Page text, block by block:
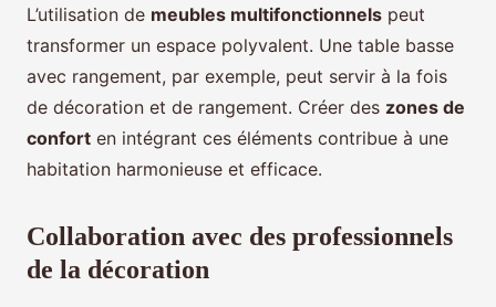
L’utilisation de meubles multifonctionnels peut
transformer un espace polyvalent. Une table basse
avec rangement, par exemple, peut servir à la fois
de décoration et de rangement. Créer des zones de
confort en intégrant ces éléments contribue à une
habitation harmonieuse et efficace.
Collaboration avec des professionnels
de la décoration